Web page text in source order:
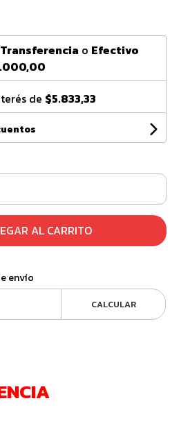
Transferencia o Efectivo
de $5.833,33
AL CARRITO
envío
CALCULAR